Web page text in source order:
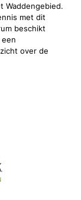
Waddengebied.
met dit
beschikt
over de